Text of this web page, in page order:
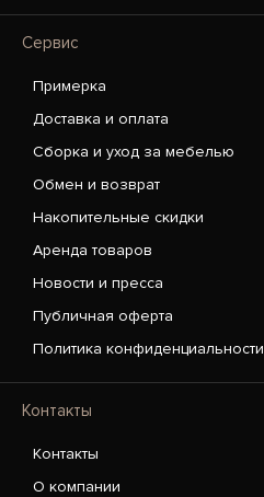
Сервис
Примерка
Доставка и оплата
Сборка и уход за мебелью
Обмен и возврат
Накопительные скидки
Аренда товаров
Новости и пресса
Публичная оферта
Политика конфиденциальности
Контакты
Контакты
О компании